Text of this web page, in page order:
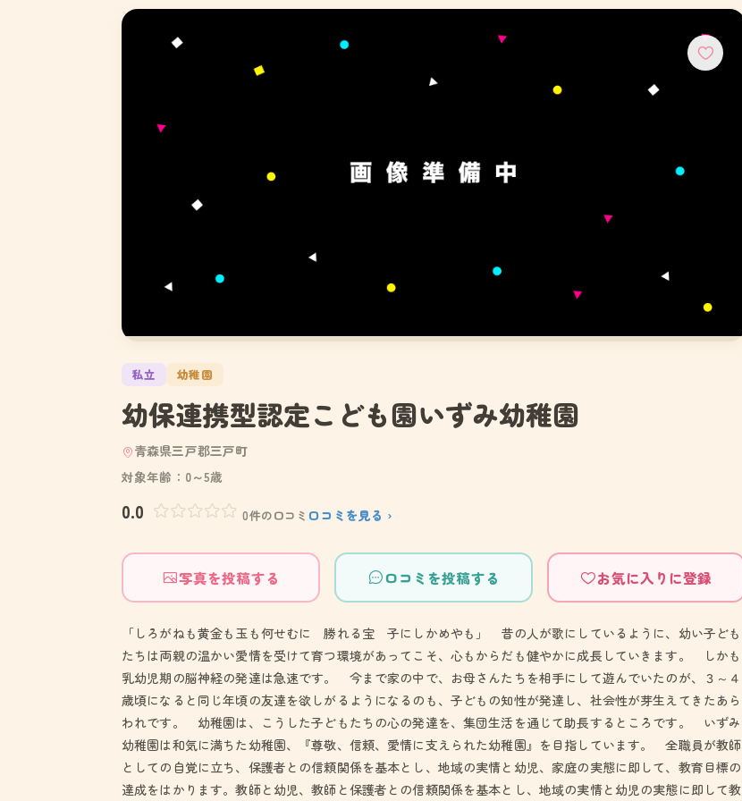
私立 幼稚園
幼保連携型認定こども園いずみ幼稚園
青森県三戸郡三戸町
対象年齢：0～5歳
0.0 0件の口コミ 口コミを見る ›
写真を投稿する 口コミを投稿する お気に入りに登録
「しろがねも黄金も玉も何せむに 勝れる宝 子にしかめやも」 昔の人が歌にしているように、幼い子ども
たちは両親の温かい愛情を受けて育つ環境があってこそ、心もからだも健やかに成長していきます。 しかも
乳幼児期の脳神経の発達は急速です。 今まで家の中で、お母さんたちを相手にして遊んでいたのが、３～４
歳頃になると同じ年頃の友達を欲しがるようになるのも、子どもの知性が発達し、社会性が芽生えてきたあら
われです。 幼稚園は、こうした子どもたちの心の発達を、集団生活を通じて助長するところです。 いずみ
幼稚園は和気に満ちた幼稚園、『尊敬、信頼、愛情に支えられた幼稚園』を目指しています。 全職員が教師
としての自覚に立ち、保護者との信頼関係を基本とし、地域の実情と幼児、家庭の実態に即して、教育目標の
達成をはかります。教師と幼児、教師と保護者との信頼関係を基本とし、地域の実情と幼児の実態に即して教